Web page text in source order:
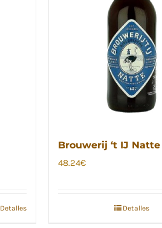
Detalles
Brouwerij ‘t IJ Natte
48.24€
Detalles